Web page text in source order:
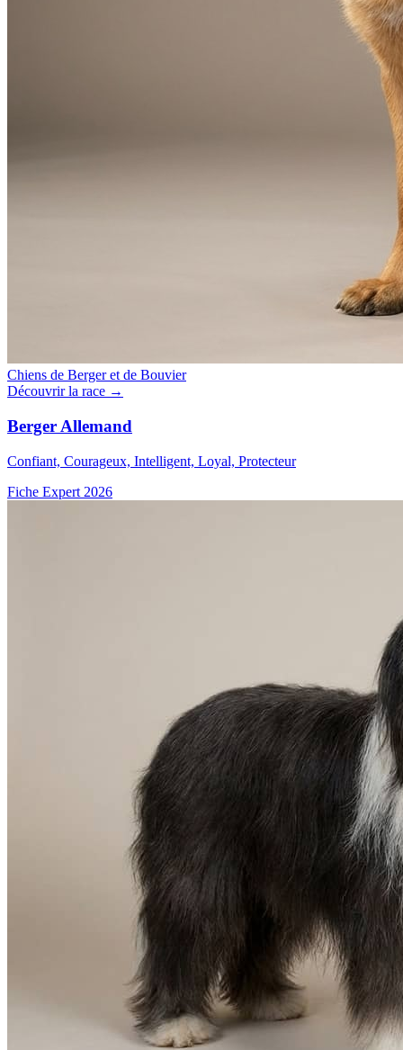
Chiens de Berger et de Bouvier
Découvrir la race →
Berger Allemand
Confiant, Courageux, Intelligent, Loyal, Protecteur
Fiche Expert 2026